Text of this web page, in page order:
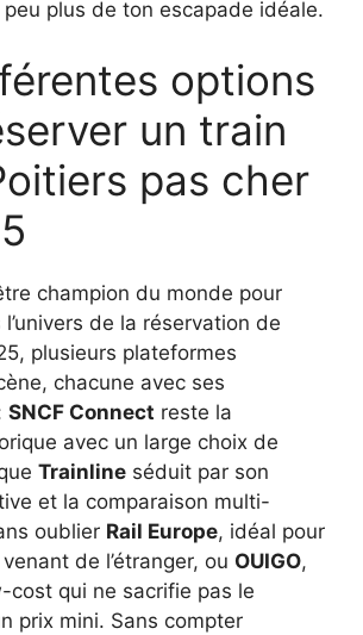
plus de ton escapade idéale.
options
un train
pas cher
champion du monde pour
de la réservation de
plusieurs plateformes
chacune avec ses
SNCF Connect reste la
avec un large choix de
Trainline séduit par son
et la comparaison multi-
oublier Rail Europe, idéal pour
de l’étranger, ou OUIGO,
cost qui ne sacrifie pas le
prix mini. Sans compter